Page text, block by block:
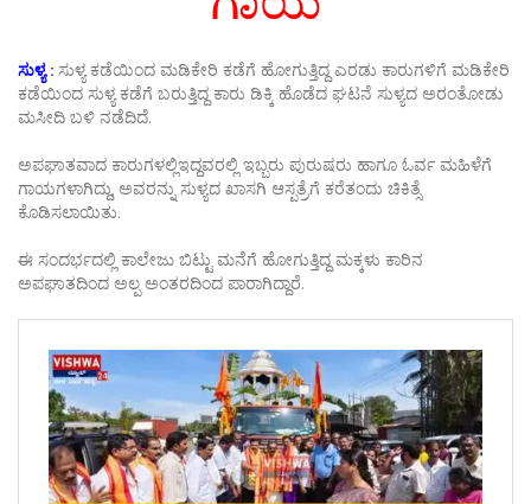
ಸುಳ್ಯ : ಸುಳ್ಯ ಕಡೆಯಿಂದ ಮಡಿಕೇರಿ ಕಡೆಗೆ ಹೋಗುತ್ತಿದ್ದ ಎರಡು ಕಾರುಗಳಿಗೆ ಮಡಿಕೇರಿ
ಕಡೆಯಿಂದ ಸುಳ್ಯ ಕಡೆಗೆ ಬರುತ್ತಿದ್ದ ಕಾರು ಡಿಕ್ಕಿ ಹೊಡೆದ ಘಟನೆ ಸುಳ್ಯದ ಅರಂತೋಡು
ಮಸೀದಿ ಬಳಿ ನಡೆದಿದೆ.
ಅಪಘಾತವಾದ ಕಾರುಗಳಲ್ಲಿಇದ್ದವರಲ್ಲಿ ಇಬ್ಬರು ಪುರುಷರು ಹಾಗೂ ಓರ್ವ ಮಹಿಳೆಗೆ
ಗಾಯಗಳಾಗಿದ್ದು, ಅವರನ್ನು ಸುಳ್ಯದ ಖಾಸಗಿ ಆಸ್ಪತ್ರೆಗೆ ಕರೆತಂದು ಚಿಕಿತ್ಸೆ
ಕೊಡಿಸಲಾಯಿತು.
ಈ ಸಂದರ್ಭದಲ್ಲಿ ಕಾಲೇಜು ಬಿಟ್ಟು ಮನೆಗೆ ಹೋಗುತ್ತಿದ್ದ ಮಕ್ಕಳು ಕಾರಿನ
ಅಪಘಾತದಿಂದ ಅಲ್ಪ ಅಂತರದಿಂದ ಪಾರಾಗಿದ್ದಾರೆ.